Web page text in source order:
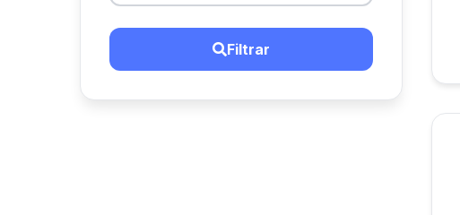
Filtrar